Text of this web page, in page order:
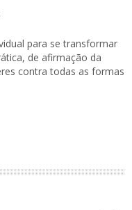
para se transformar
de afirmação da
contra todas as formas